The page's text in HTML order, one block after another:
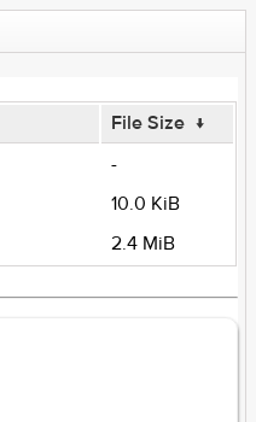
File Size ↓
-
10.0 KiB
2.4 MiB